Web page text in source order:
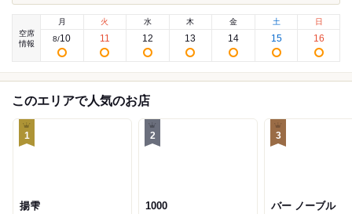
空席
情報
月
8/10
火
11
水
12
木
13
金
14
土
15
日
16
このエリアで人気のお店
1
揚雫
2
1000
3
バー ノーブル